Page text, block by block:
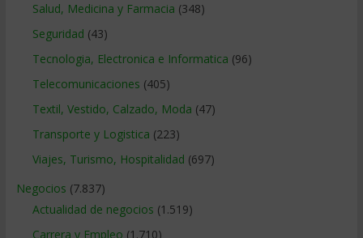
Salud, Medicina y Farmacia (348)
Seguridad (43)
Tecnologia, Electronica e Informatica (96)
Telecomunicaciones (405)
Textil, Vestido, Calzado, Moda (47)
Transporte y Logistica (223)
Viajes, Turismo, Hospitalidad (697)
Negocios (7.837)
Actualidad de negocios (1.519)
Carrera y Empleo (1.710)